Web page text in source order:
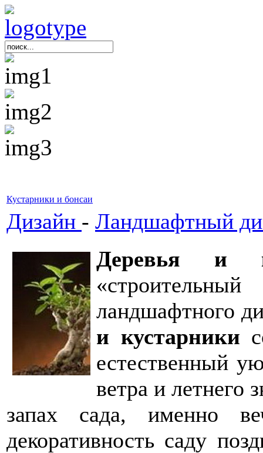
Кустарники и бонсаи
Дизайн - Ландшафтный
Деревья и
ландшафтного
и кустарники
естественный
ветра и летнего
запах сада, именно
декоративность саду